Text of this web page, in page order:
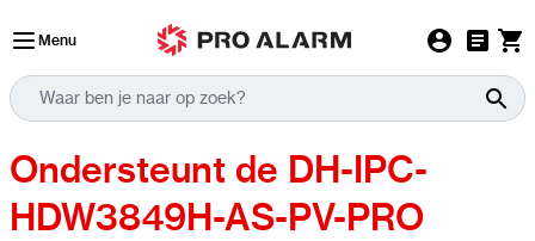
Menu
Ondersteunt de DH-IPC-
HDW3849H-AS-PV-PRO